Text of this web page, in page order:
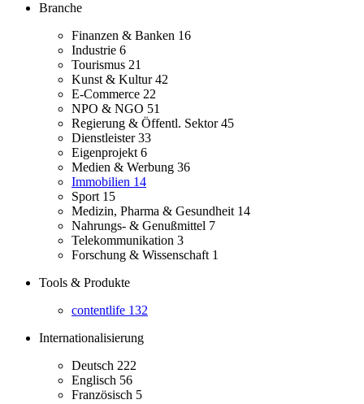
Branche
Finanzen & Banken 16
Industrie 6
Tourismus 21
Kunst & Kultur42
E-Commerce 22
NPO & NGO 51
Regierung & Öffentl. Sektor45
Dienstleister33
Eigenprojekt 6
Medien & Werbung 36
Immobilien 14
Sport 15
Medizin, Pharma & Gesundheit 14
Nahrungs- & Genußmittel 7
Telekommunikation 3
Forschung & Wissenschaft 1
Tools & Produkte
contentlife 132
Internationalisierung
Deutsch 222
Englisch 56
Französisch 5